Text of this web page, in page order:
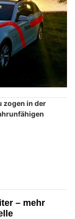
zogen in der
– mehr